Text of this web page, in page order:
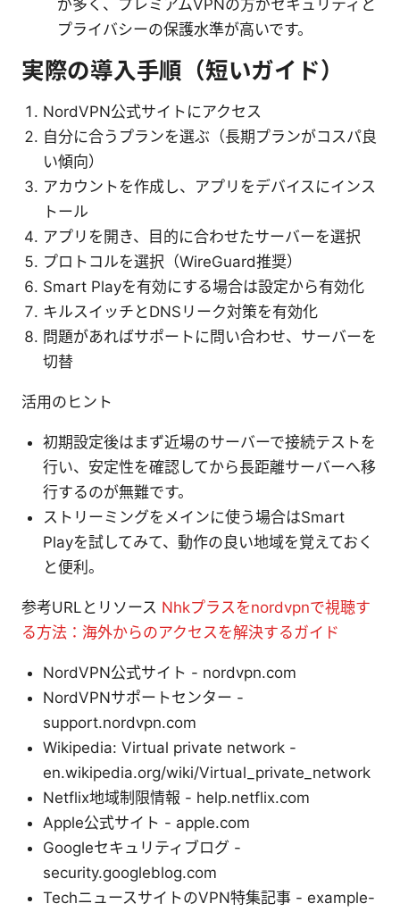
が多く、プレミアムVPNの方がセキュリティと
プライバシーの保護水準が高いです。
実際の導入手順（短いガイド）
NordVPN公式サイトにアクセス
自分に合うプランを選ぶ（長期プランがコスパ良
い傾向）
アカウントを作成し、アプリをデバイスにインス
トール
アプリを開き、目的に合わせたサーバーを選択
プロトコルを選択（WireGuard推奨）
Smart Playを有効にする場合は設定から有効化
キルスイッチとDNSリーク対策を有効化
問題があればサポートに問い合わせ、サーバーを
切替
活用のヒント
初期設定後はまず近場のサーバーで接続テストを
行い、安定性を確認してから長距離サーバーへ移
行するのが無難です。
ストリーミングをメインに使う場合はSmart
Playを試してみて、動作の良い地域を覚えておく
と便利。
参考URLとリソース Nhkプラスをnordvpnで視聴す
る方法：海外からのアクセスを解決するガイド
NordVPN公式サイト - nordvpn.com
NordVPNサポートセンター -
support.nordvpn.com
Wikipedia: Virtual private network -
en.wikipedia.org/wiki/Virtual_private_network
Netflix地域制限情報 - help.netflix.com
Apple公式サイト - apple.com
Googleセキュリティブログ -
security.googleblog.com
TechニュースサイトのVPN特集記事 - example-